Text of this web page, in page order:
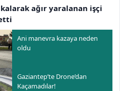
ağır yaralanan işçi
Ani manevra kazaya neden
oldu
Gaziantep’te Drone’dan
Kaçamadılar!